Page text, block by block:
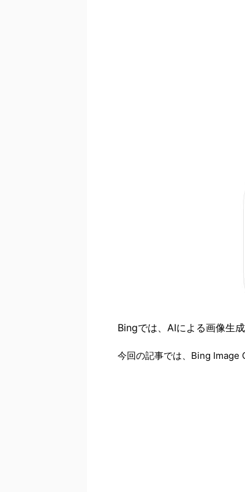
Bingでは、AIによる画像生
今回の記事では、Bing Image